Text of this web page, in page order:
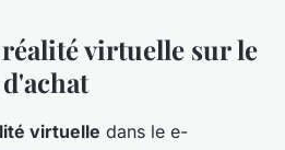
virtuelle sur le
virtuelle dans le e-